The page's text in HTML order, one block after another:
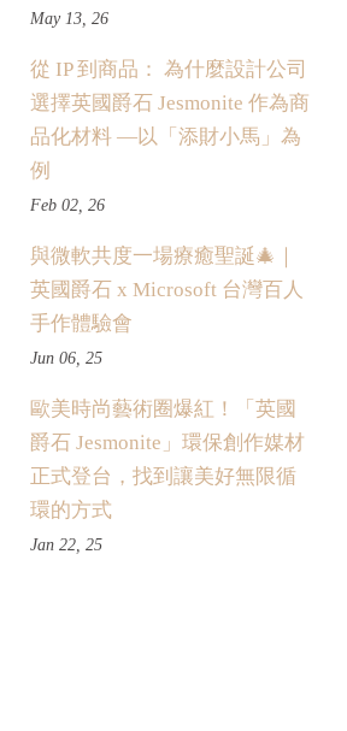
May 13, 26
從 IP 到商品： 為什麼設計公司
選擇英國爵石 Jesmonite 作為商
品化材料 —以「添財小馬」為
例
Feb 02, 26
與微軟共度一場療癒聖誕🎄｜
英國爵石 x Microsoft 台灣百人
手作體驗會
Jun 06, 25
歐美時尚藝術圈爆紅！「英國
爵石 Jesmonite」環保創作媒材
正式登台，找到讓美好無限循
環的方式
Jan 22, 25